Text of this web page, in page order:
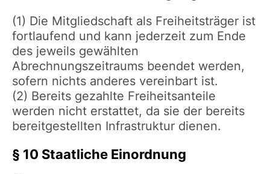
(1) Die Mitgliedschaft als Freiheitsträger ist
fortlaufend und kann jederzeit zum Ende
des jeweils gewählten
Abrechnungszeitraums beendet werden,
sofern nichts anderes vereinbart ist.
(2) Bereits gezahlte Freiheitsanteile
werden nicht erstattet, da sie der bereits
bereitgestellten Infrastruktur dienen.
§ 10 Staatliche Einordnung